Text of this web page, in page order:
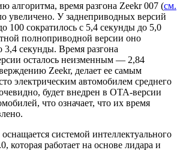
алгоритма, время разгона Zeekr 007 (см.
увеличено. У заднеприводных версий
100 сократилось с 5,4 секунды до 5,0
полноприводной версии оно
3,4 секунды. Время разгона
осталось неизменным — 2,84
Zeekr, делает ее самым
электрическим автомобилем среднего
будет внедрен в OTA-версии
что означает, что их время
системой интеллектуального
которая работает на основе лидара и